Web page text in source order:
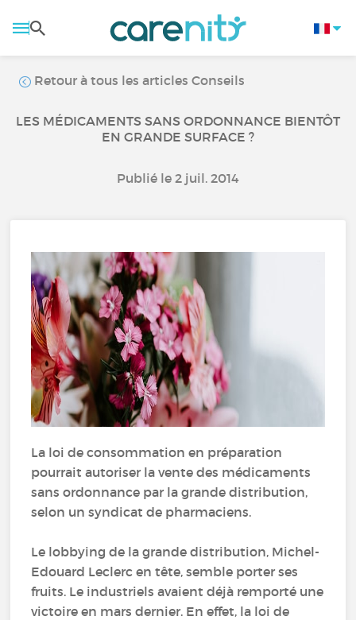
Retour à tous les articles Conseils
LES MÉDICAMENTS SANS ORDONNANCE BIENTÔT
EN GRANDE SURFACE ?
Publié le 2 juil. 2014
La loi de consommation en préparation
pourrait autoriser la vente des médicaments
sans ordonnance par la grande distribution,
selon un syndicat de pharmaciens.
Le lobbying de la grande distribution, Michel-
Edouard Leclerc en tête, semble porter ses
fruits. Le industriels avaient déjà remporté une
victoire en mars dernier. En effet, la loi de